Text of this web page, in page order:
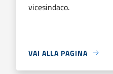
vicesindaco.
VAI ALLA PAGINA